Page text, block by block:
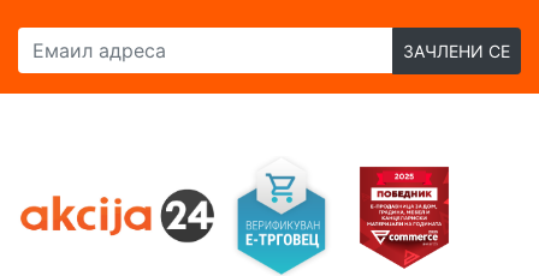
Емаил адреса
ЗАЧЛЕНИ СЕ